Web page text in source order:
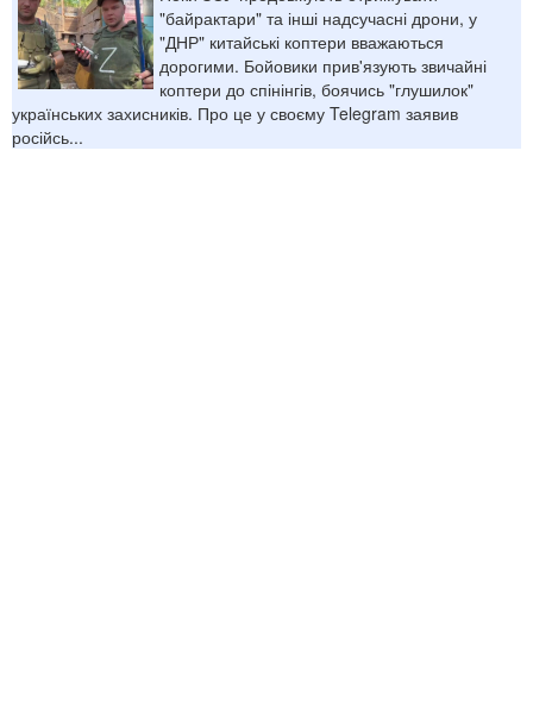
"байрактари" та інші надсучасні дрони, у
"ДНР" китайські коптери вважаються
дорогими. Бойовики прив'язують звичайні
коптери до спінінгів, боячись "глушилок"
українських захисників. Про це у своєму Telegram заявив
російсь...